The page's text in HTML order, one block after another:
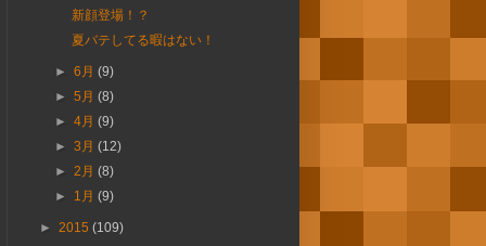
新顔登場！？
夏バテしてる暇はない！
►6月(9)
►5月(8)
►4月(9)
►3月(12)
►2月(8)
► 1月(9)
► 2015 (109)